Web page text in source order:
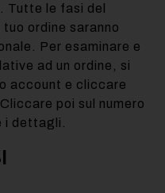
Tutte le fasi del
ordine saranno
Per esaminare e
ad un ordine, si
account e cliccare
poi sul numero
i dettagli.